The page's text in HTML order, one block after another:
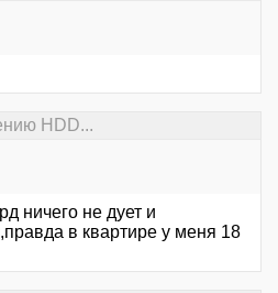
HDD...
ничего не дует и
в квартире у меня 18